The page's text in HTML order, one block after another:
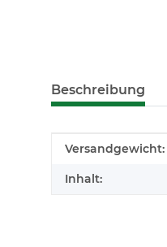
Beschreibung
Produkteigenschaft
Wert
Versandgewicht:
Inhalt: